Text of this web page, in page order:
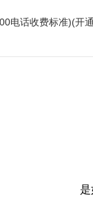
电话收费标准)(开